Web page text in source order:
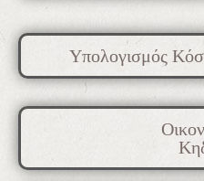
Υπολογισμός